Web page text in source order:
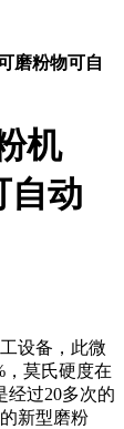
磨粉物可自
机
自动
设备，此微
莫氏硬度在
经过20多次的
新型磨粉